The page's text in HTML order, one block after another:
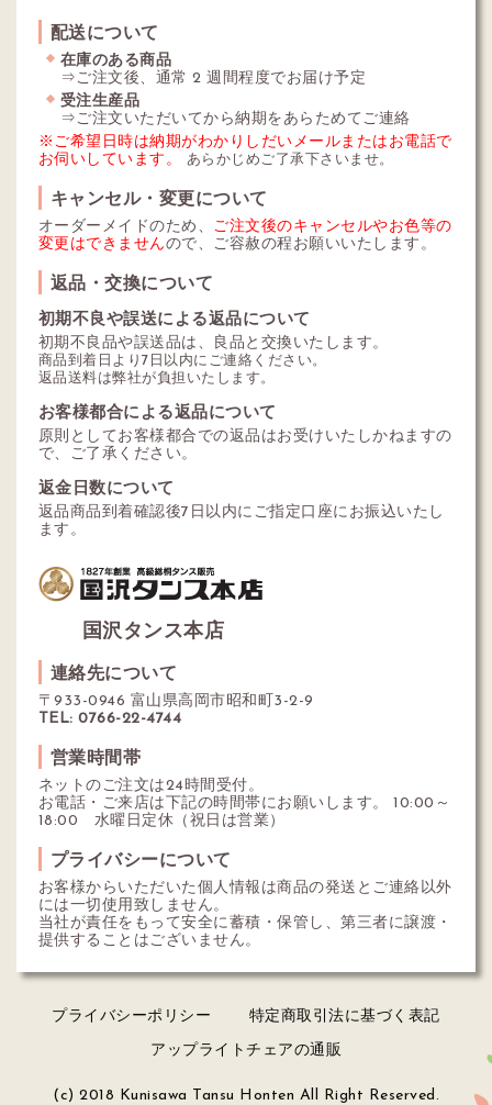
配送について
在庫のある商品
⇒ご注文後、通常 2 週間程度でお届け予定
受注生産品
⇒ご注文いただいてから納期をあらためてご連絡
※ご希望日時は納期がわかりしだいメールまたはお電話で
お伺いしています。
あらかじめご了承下さいませ。
キャンセル・変更について
オーダーメイドのため、 ご注文後のキャンセルやお色等の
変更はできませんので、ご容赦の程お願いいたします。
返品・交換について
初期不良や誤送による返品について
初期不良品や誤送品は、良品と交換いたします。
商品到着日より7日以内にご連絡ください。
返品送料は弊社が負担いたします。
お客様都合による返品について
原則としてお客様都合での返品はお受けいたしかねますの
で、ご了承ください。
返金日数について
返品商品到着確認後7日以内にご指定口座にお振込いたし
ます。
国沢タンス本店
連絡先について
〒933-0946 富山県高岡市昭和町3-2-9
TEL: 0766-22-4744
営業時間帯
ネットのご注文は24時間受付。
お電話・ご来店は下記の時間帯にお願いします。 10:00～
18:00 水曜日定休（祝日は営業）
プライバシーについて
お客様からいただいた個人情報は商品の発送とご連絡以外
には一切使用致しません。
当社が責任をもって安全に蓄積・保管し、第三者に譲渡・
提供することはございません。
プライバシーポリシー 特定商取引法に基づく表記
アップライトチェアの通販
(c) 2018 Kunisawa Tansu Honten All Right Reserved.